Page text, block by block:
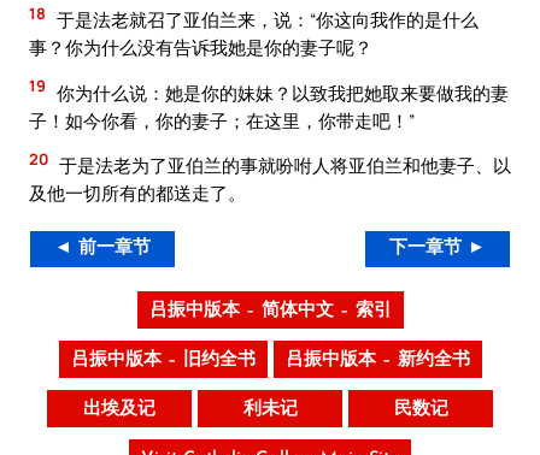
18 于是法老就召了亚伯兰来，说：“你这向我作的是什么
事？你为什么没有告诉我她是你的妻子呢？
19 你为什么说：她是你的妹妹？以致我把她取来要做我的妻
子！如今你看，你的妻子；在这里，你带走吧！”
20 于是法老为了亚伯兰的事就吩咐人将亚伯兰和他妻子、以
及他一切所有的都送走了。
◄ 前一章节 下一章节 ►
吕振中版本 – 简体中文 – 索引
吕振中版本 – 旧约全书 吕振中版本 – 新约全书
出埃及记 利未记 民数记